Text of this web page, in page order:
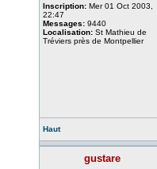
Inscription: Mer 01 Oct 2003,
22:47
Messages: 9440
Localisation: St Mathieu de
Tréviers près de Montpellier
Haut
gustare